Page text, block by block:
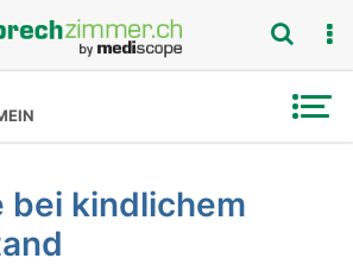
bei kindlichem